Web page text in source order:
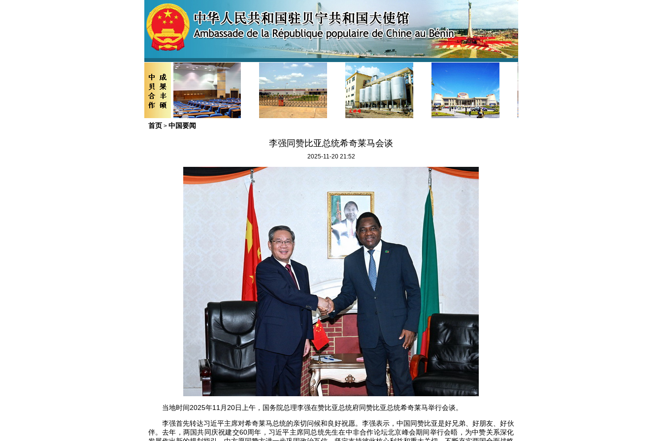
首页 > 中国要闻
李强同赞比亚总统希奇莱马会谈
2025-11-20 21:52
当地时间2025年11月20日上午，国务院总理李强在赞比亚总统府同赞比亚总统希奇莱马举行会谈。
李强首先转达习近平主席对希奇莱马总统的亲切问候和良好祝愿。李强表示，中国同赞比亚是好兄弟、好朋友、好伙
伴。去年，两国共同庆祝建交60周年，习近平主席同总统先生在中非合作论坛北京峰会期间举行会晤，为中赞关系深化